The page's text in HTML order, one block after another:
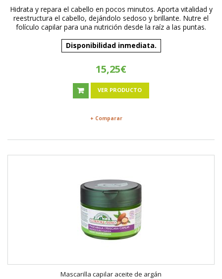
Hidrata y repara el cabello en pocos minutos. Aporta vitalidad y
reestructura el cabello, dejándolo sedoso y brillante. Nutre el
folículo capilar para una nutrición desde la raíz a las puntas.
Disponibilidad inmediata.
15,25€
VER PRODUCTO
+ Comparar
Mascarilla capilar aceite de argán